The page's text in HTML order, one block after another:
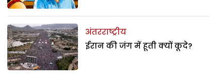
अंतरराष्ट्रीय
ईरान की जंग में हूती क्यों कूदे?